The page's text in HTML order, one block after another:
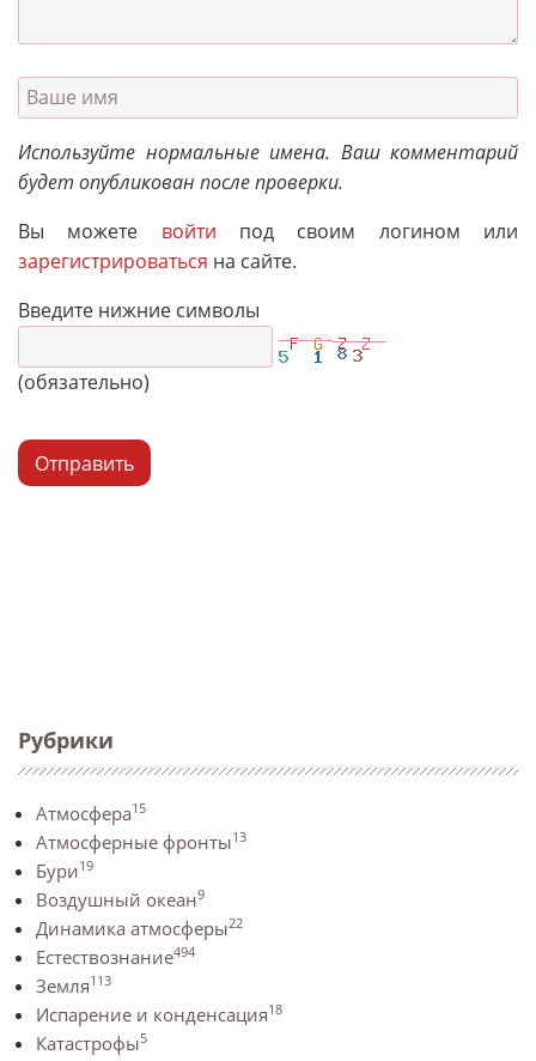
Рубрики
Атмосфера15
Атмосферные фронты13
Бури19
Воздушный океан9
Динамика атмосферы22
Естествознание494
Земля113
Испарение и конденсация18
Катастрофы5
Используйте нормальные имена. Ваш комментарий
будет опубликован после проверки.
Вы можете войти под своим логином или
зарегистрироваться на сайте.
Введите нижние символы
(обязательно)
Отправить